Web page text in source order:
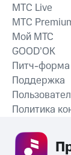
MTС Live
MTС
Мой МТС
GOOD’OK
Питч-форма
Поддержка
Политика